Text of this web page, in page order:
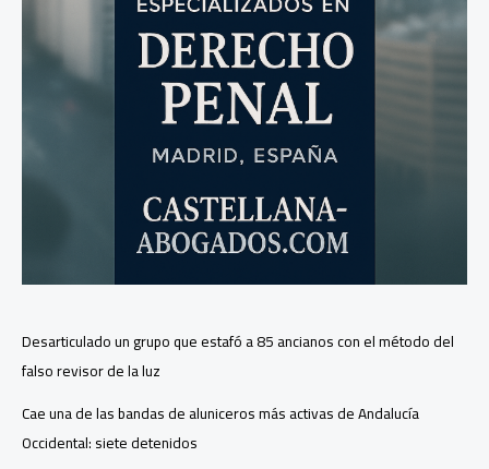
Desarticulado un grupo que estafó a 85 ancianos con el método del
falso revisor de la luz
Cae una de las bandas de aluniceros más activas de Andalucía
Occidental: siete detenidos